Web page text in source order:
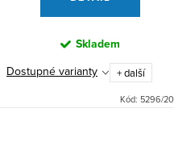
Skladem
Dostupné varianty
+ další
Kód: 5296/20